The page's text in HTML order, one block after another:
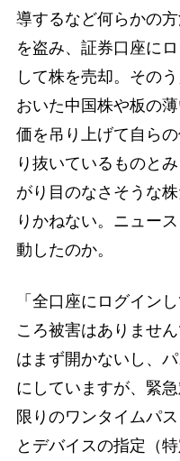
導するなど何らかの
を盗み、証券口座に
して株を売却。その
おいた中国株や板の
価を吊り上げて自ら
り抜いているものと
がり目のなさそうな
りかねない。ニュー
動したのか。
「全口座にログイン
ころ被害はありませ
はまず開かないし、
にしていますが、緊
限りのワンタイムパ
とデバイスの指定（